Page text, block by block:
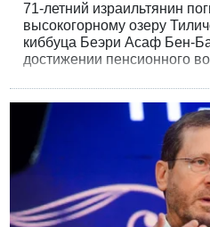
71-летний израильтянин
высокогорному озеру
киббуца Беэри Асаф Бен-
достижении пенсионного
Сдероте.